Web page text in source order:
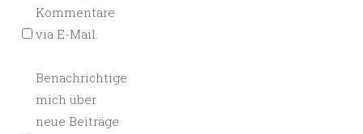
Kommentare
via E-Mail.
Benachrichtige
mich über
neue Beiträge